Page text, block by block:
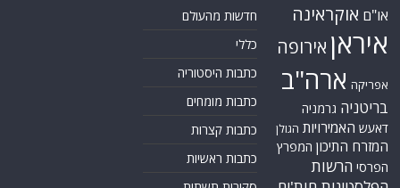
או"ם אוקראינה
איראן אירופה
אפריקה ארה"ב
בריטניה גרמניה
דאעש האמירויות הגולן
המזרח התיכון המפרץ
הפרסי הרשות
חדשות מהעולם
כללי
כתבות היסטוריה
כתבות מומחים
כתבות קצרות
כתבות ראשיות